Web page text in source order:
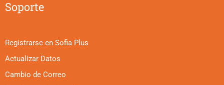
Soporte
Registrarse en Sofia Plus
Actualizar Datos
Cambio de Correo